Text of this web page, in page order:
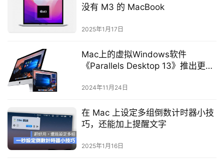
没有 M3 的 MacBook
2025年1月17日
Mac上的虚拟Windows软件
《Parallels Desktop 13》推出更新
2024年11月24日
在 Mac 上设定多组倒数计时器小技
巧，还能加上提醒文字
2025年1月16日